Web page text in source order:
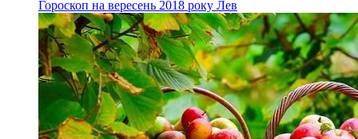
Гороскоп на вересень 2018 року Лев